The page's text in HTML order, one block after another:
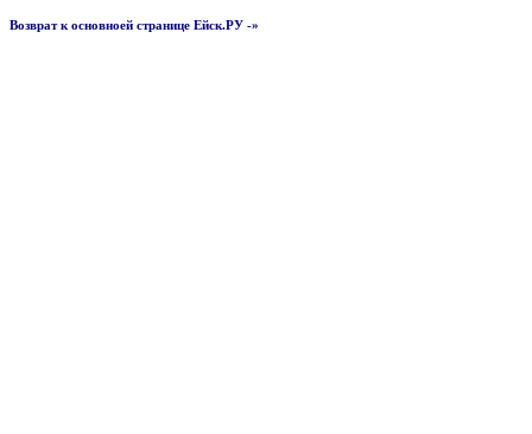
Возврат к основноей странице Ейск.РУ -»